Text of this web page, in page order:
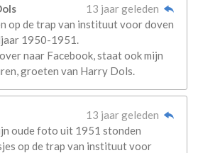
13 jaar geleden
op de trap van instituut voor doven
1950-1951.
naar Facebook, staat ook mijn
groeten van Harry Dols.
13 jaar geleden
oude foto uit 1951 stonden
op de trap van instituut voor